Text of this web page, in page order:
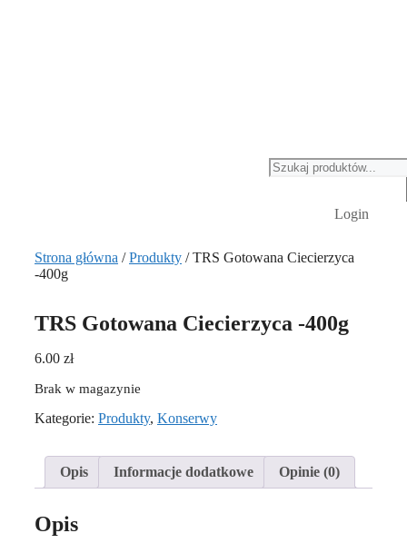
Wyszukiwarka
produktów
Login
Strona główna /Produkty / TRS Gotowana Ciecierzyca
-400g
TRS Gotowana Ciecierzyca -400g
6.00 zł
Brak w magazynie
Kategorie: Produkty, Konserwy
Opis Informacje dodatkowe Opinie (0)
Opis